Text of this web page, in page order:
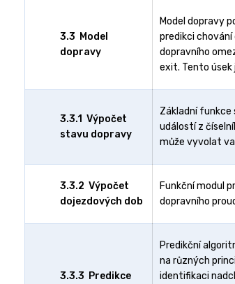
3.3 Model
dopravy
Model dopravy
predikci
dopravního
exit. Tento úsek
3.3.1 Výpočet
stavu dopravy
Základní funkce
událostí z
může vyvolat
3.3.2 Výpočet
dojezdových dob
Funkční modul
dopravního
3.3.3 Predikce
Predikční
na různých
identifikaci